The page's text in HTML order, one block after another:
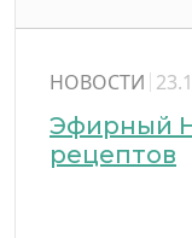
НОВОСТИ
Эфирный
рецептов